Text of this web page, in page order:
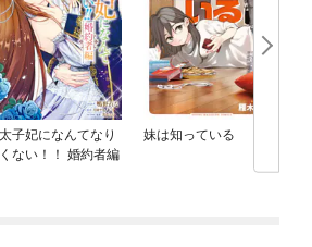
子妃になんてなり
ない！！ 婚約者編
妹は知っている